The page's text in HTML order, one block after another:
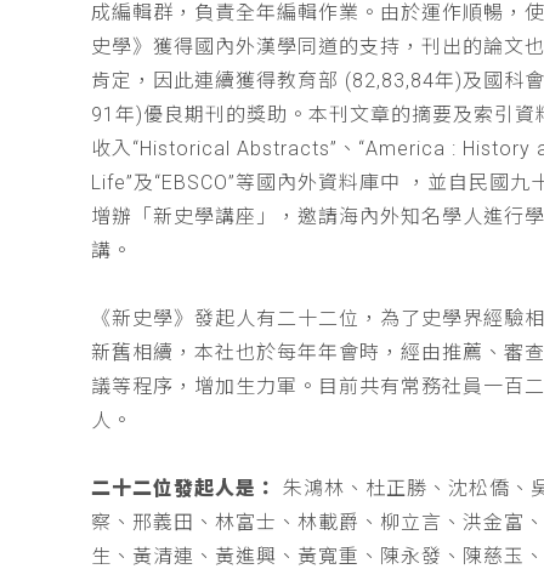
成編輯群，負責全年編輯作業。由於運作順暢，
史學》獲得國內外漢學同道的支持，刊出的論文
肯定，因此連續獲得教育部 (82,83,84年)及國科
91年)優良期刊的獎助。本刊文章的摘要及索引資
收入“Historical Abstracts”、“America : History
Life”及“EBSCO”等國內外資料庫中 ，並自民國九
增辦「新史學講座」，邀請海內外知名學人進行
講。
《新史學》發起人有二十二位，為了史學界經驗
新舊相續，本社也於每年年會時，經由推薦、審
議等程序，增加生力軍。目前共有常務社員一百
人。
二十二位發起人是：
朱鴻林、杜正勝、沈松僑、
察、邢義田、林富士、林載爵、柳立言、洪金富
生、黃清連、黃進興、黃寬重、陳永發、陳慈玉